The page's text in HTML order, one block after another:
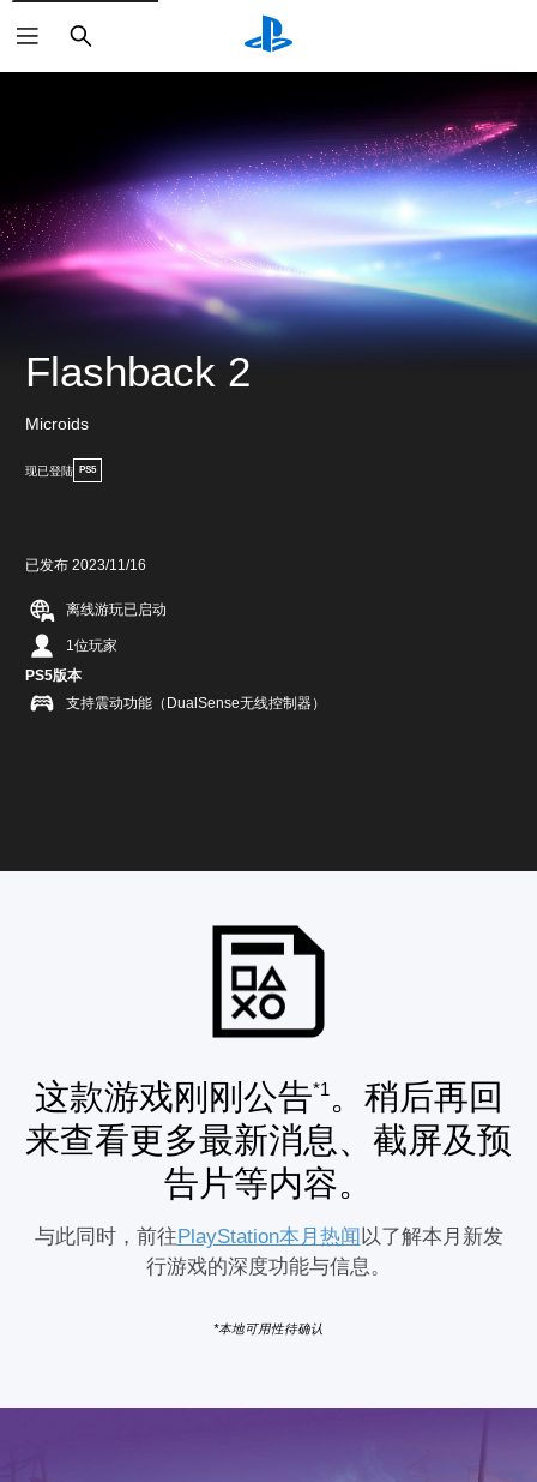
搜
索
Flashback 2
Microids
现已登陆 PS5
已发布 2023/11/16
离线游玩已启动
1位玩家
PS5版本
支持震动功能（DualSense无线控制器）
这款游戏刚刚公告*1。稍后再回
来查看更多最新消息、截屏及预
告片等内容。
与此同时，前往 PlayStation本月热闻 以了解本月新发
行游戏的深度功能与信息。
*本地可用性待确认